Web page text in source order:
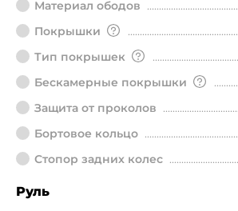
Материал ободов
Покрышки
Тип покрышек
Бескамерные покрышки
Защита от проколов
Бортовое кольцо
Стопор задних колес
Руль